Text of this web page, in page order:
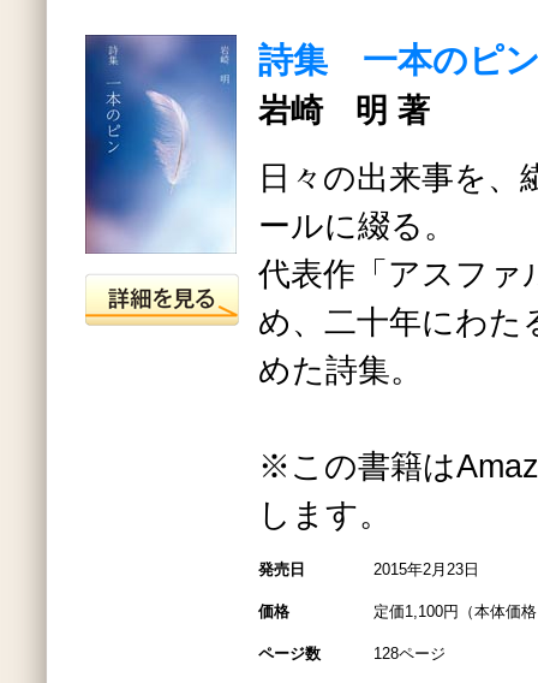
詩集 一本のピ
岩崎 明 著
日々の出来事を
ールに綴る。
代表作「アスファ
め、二十年にわた
めた詩集。
※この書籍は
します。
発売日 2015年2月23日
価格 定価1,100円（本体価
ページ数 128ページ